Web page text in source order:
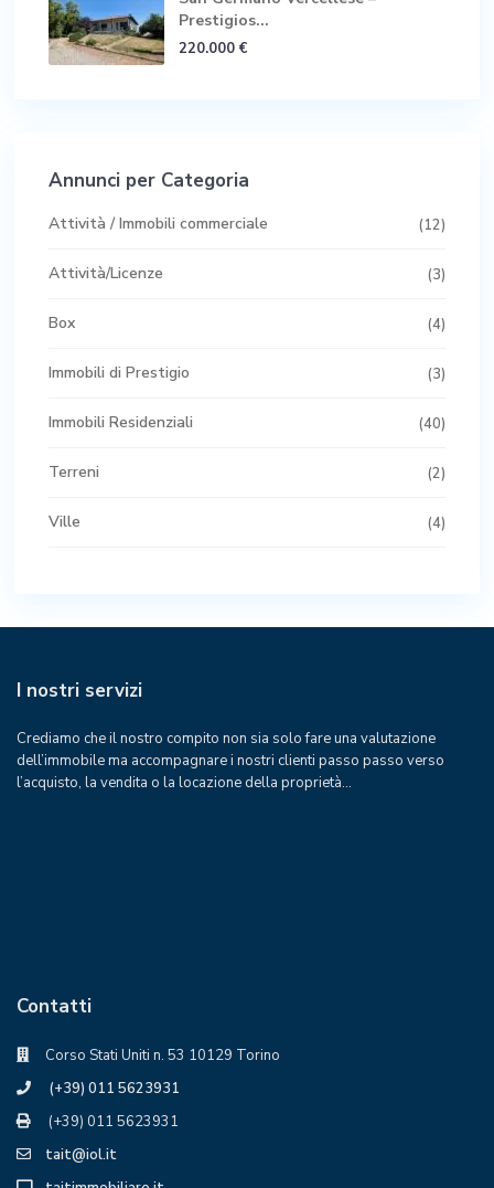
Prestigios...
220.000 €
Annunci per Categoria
Attività / Immobili commerciale (12)
Attività/Licenze (3)
Box (4)
Immobili di Prestigio (3)
Immobili Residenziali (40)
Terreni (2)
Ville (4)
I nostri servizi
Crediamo che il nostro compito non sia solo fare una valutazione
dell’immobile ma accompagnare i nostri clienti passo passo verso
l’acquisto, la vendita o la locazione della proprietà…
Contatti
Corso Stati Uniti n. 53 10129 Torino
(+39) 011 5623931
(+39) 011 5623931
tait@iol.it